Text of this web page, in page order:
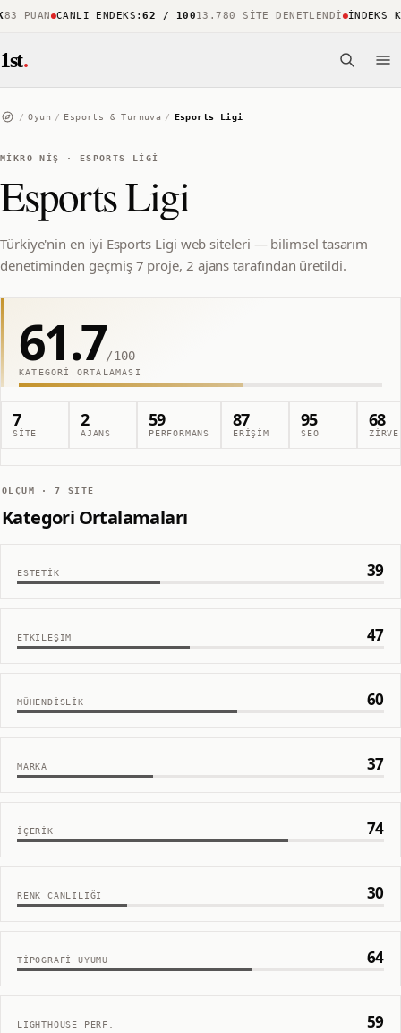
PUAN CANLI ENDEKS:62 / 10013.780 SITE DENETLENDI İNDEKS
1st.
/ Oyun / Esports & Turnuva / Esports Ligi
MIKRO NIŞ · ESPORTS LIGI
Esports Ligi
Türkiye'nin en iyi Esports Ligi web siteleri — bilimsel tasarım
denetiminden geçmiş 7 proje, 2 ajans tarafından üretildi.
61.7/100
KATEGORI ORTALAMASI
7
SITE
2
AJANS
59
PERFORMANS
87
ERIŞIM
95
SEO
68
ZIRVE
ÖLÇÜM ·7 SITE
Kategori Ortalamaları
ESTETIK 39
ETKILEŞIM 47
MÜHENDISLIK 60
MARKA 37
İÇERIK 74
RENK CANLILIĞI 30
TIPOGRAFI UYUMU 64
LIGHTHOUSE PERF. 59